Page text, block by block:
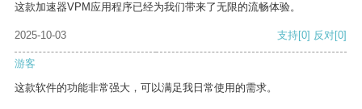
这款加速器VPM应用程序已经为我们带来了无限的流畅体验。
2025-10-03 支持[0] 反对[0]
游客
这款软件的功能非常强大，可以满足我日常使用的需求。